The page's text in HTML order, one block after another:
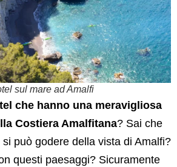
sul mare ad Amalfi
che hanno una meravigliosa
Costiera Amalfitana? Sai che
può godere della vista di Amalfi?
questi paesaggi? Sicuramente